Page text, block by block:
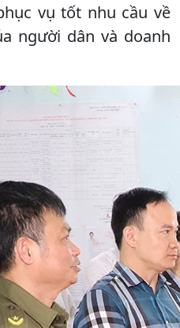
vụ tốt nhu cầu về
người dân và doanh